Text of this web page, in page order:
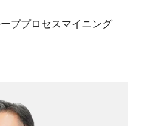
ププロセスマイニング